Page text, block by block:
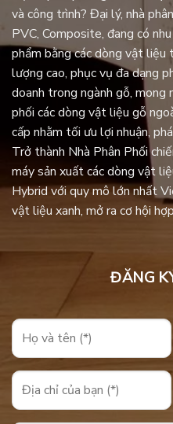
và công trình? Đại lý, nhà
PVC, Composite, đang có
phẩm bằng các dòng vật
lượng cao, phục vụ đa dạng
doanh trong ngành gỗ,
phối các dòng vật liệu gỗ
cấp nhằm tối ưu lợi nhuận,
Trở thành Nhà Phân Phối
máy sản xuất các dòng vật
Hybrid với quy mô lớn nhất
vật liệu xanh, mở ra cơ hội
ĐĂNG